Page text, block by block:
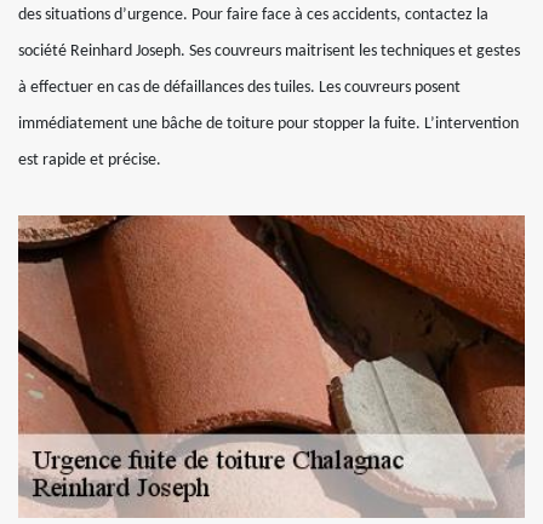
des situations d’urgence. Pour faire face à ces accidents, contactez la
société Reinhard Joseph. Ses couvreurs maitrisent les techniques et gestes
à effectuer en cas de défaillances des tuiles. Les couvreurs posent
immédiatement une bâche de toiture pour stopper la fuite. L’intervention
est rapide et précise.